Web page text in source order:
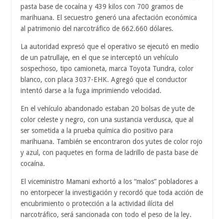
pasta base de cocaína y 439 kilos con 700 gramos de
marihuana. El secuestro generó una afectación económica
al patrimonio del narcotráfico de 662.660 dólares.
La autoridad expresó que el operativo se ejecutó en medio
de un patrullaje, en el que se interceptó un vehículo
sospechoso, tipo camioneta, marca Toyota Tundra, color
blanco, con placa 3037-EHK. Agregó que el conductor
intentó darse a la fuga imprimiendo velocidad.
En el vehículo abandonado estaban 20 bolsas de yute de
color celeste y negro, con una sustancia verdusca, que al
ser sometida a la prueba química dio positivo para
marihuana. También se encontraron dos yutes de color rojo
y azul, con paquetes en forma de ladrillo de pasta base de
cocaína.
El viceministro Mamani exhortó a los “malos” pobladores a
no entorpecer la investigación y recordó que toda acción de
encubrimiento o protección a la actividad ilícita del
narcotráfico, será sancionada con todo el peso de la ley.